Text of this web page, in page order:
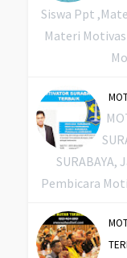
Siswa Ppt
Materi
SURABAYA,
Pembicara